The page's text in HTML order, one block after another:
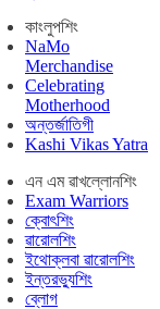
কাংলুপশিং
NaMo
Merchandise
Celebrating
Motherhood
অন্তর্জাতিগী
Kashi Vikas Yatra
এন এম ৱাখল্লোনশিং
Exam Warriors
ক্বোৎশিং
ৱারোলশিং
ইথোক্লবা ৱারোলশিং
ইন্তরভ্যুশিং
ব্লোগ